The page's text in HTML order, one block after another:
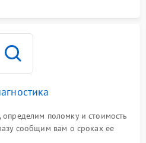
поломку и стоимость
сообщим вам о сроках ее